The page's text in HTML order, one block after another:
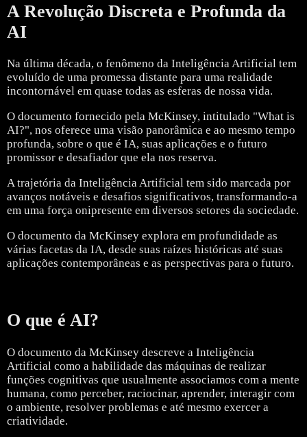
A Revolução Discreta e Profunda da
AI
Na última década, o fenômeno da Inteligência Artificial tem
evoluído de uma promessa distante para uma realidade
incontornável em quase todas as esferas de nossa vida.
O documento fornecido pela McKinsey, intitulado "What is
AI?", nos oferece uma visão panorâmica e ao mesmo tempo
profunda, sobre o que é IA, suas aplicações e o futuro
promissor e desafiador que ela nos reserva.
A trajetória da Inteligência Artificial tem sido marcada por
avanços notáveis e desafios significativos, transformando-a
em uma força onipresente em diversos setores da sociedade.
O documento da McKinsey explora em profundidade as
várias facetas da IA, desde suas raízes históricas até suas
aplicações contemporâneas e as perspectivas para o futuro.
O que é AI?
O documento da McKinsey descreve a Inteligência
Artificial como a habilidade das máquinas de realizar
funções cognitivas que usualmente associamos com a mente
humana, como perceber, raciocinar, aprender, interagir com
o ambiente, resolver problemas e até mesmo exercer a
criatividade.